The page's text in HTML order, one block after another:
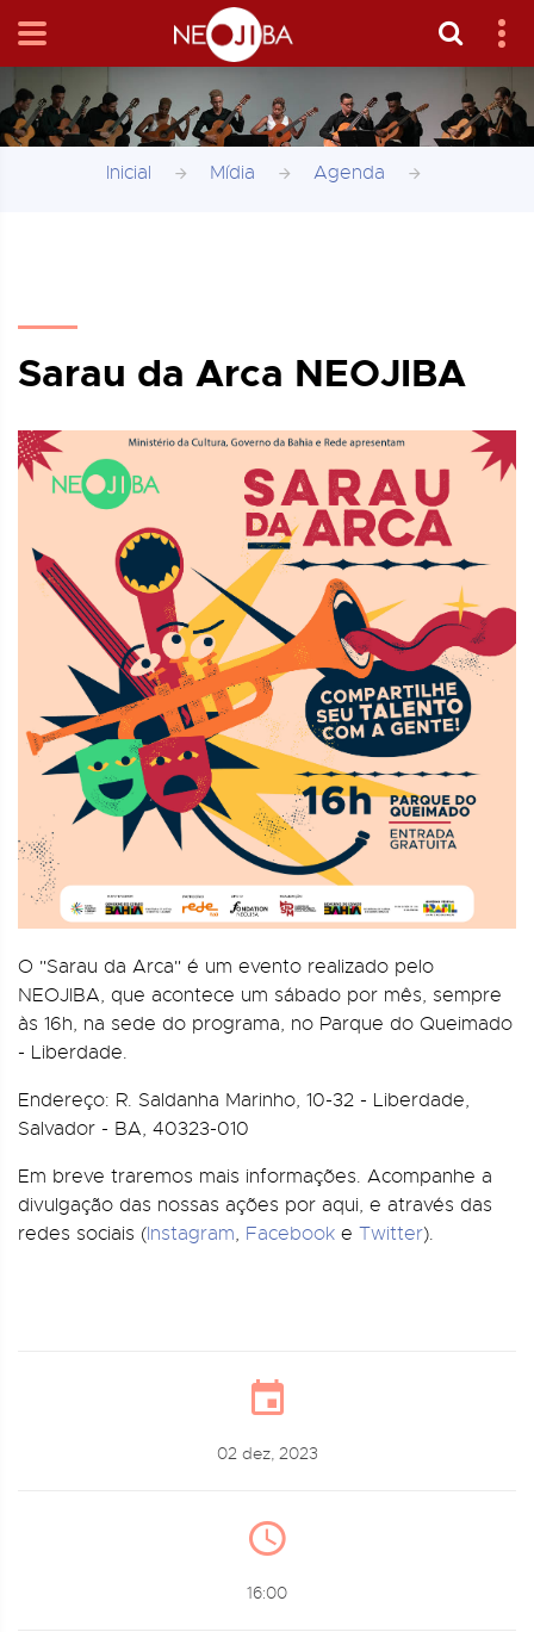
Inicial Mídia Agenda
Sarau da Arca NEOJIBA
O "Sarau da Arca" é um evento realizado pelo
NEOJIBA, que acontece um sábado por mês, sempre
às 16h, na sede do programa, no Parque do Queimado
- Liberdade.
Endereço: R. Saldanha Marinho, 10-32 - Liberdade,
Salvador - BA, 40323-010
Em breve traremos mais informações. Acompanhe a
divulgação das nossas ações por aqui, e através das
redes sociais (Instagram, Facebook e Twitter).
02 dez, 2023
16:00